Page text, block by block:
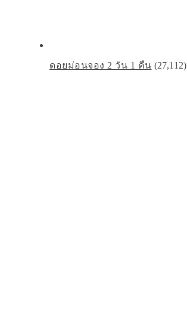
ดอยม่อนจอง 2 วัน 1 คืน (27,112)